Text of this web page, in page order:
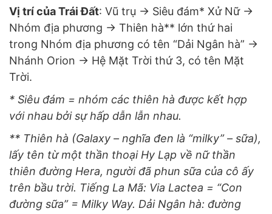
Vị trí của Trái Đất: Vũ trụ -> Siêu đám* Xử Nữ ->
Nhóm địa phương -> Thiên hà** lớn thứ hai
trong Nhóm địa phương có tên “Dải Ngân hà” ->
Nhánh Orion -> Hệ Mặt Trời thứ 3, có tên Mặt
Trời.
* Siêu đám = nhóm các thiên hà được kết hợp
với nhau bởi sự hấp dẫn lẫn nhau.
** Thiên hà (Galaxy – nghĩa đen là “milky” – sữa),
lấy tên từ một thần thoại Hy Lạp về nữ thần
thiên đường Hera, người đã phun sữa của cô ấy
trên bầu trời. Tiếng La Mã: Via Lactea = “Con
đường sữa” = Milky Way. Dải Ngân hà: đường